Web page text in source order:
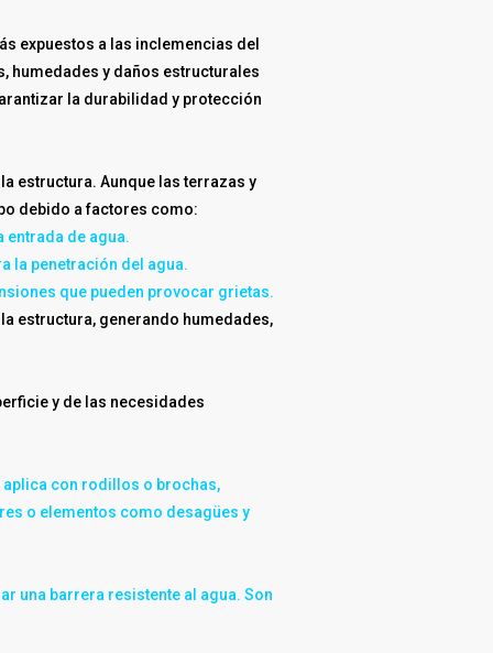
expuestos a las inclemencias del
humedades y daños estructurales
la durabilidad y protección
estructura. Aunque las terrazas y
debido a factores como:
entrada de agua.
la penetración del agua.
que pueden provocar grietas.
estructura, generando humedades,
y de las necesidades
aplica con rodillos o brochas,
o elementos como desagües y
una barrera resistente al agua. Son